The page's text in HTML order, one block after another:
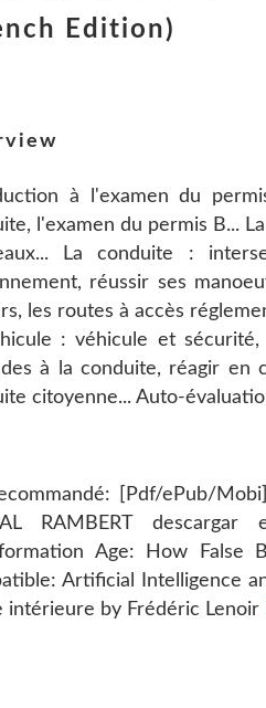
Edition)
à l'examen du
l'examen du permis B...
La conduite :
réussir ses
les routes à accès
: véhicule et
à la conduite, réagir en
citoyenne... Auto-
[Pdf/ePub/
RAMBERT
Age: How False
Artificial Intelligence
intérieure by Frédéric Lenoir